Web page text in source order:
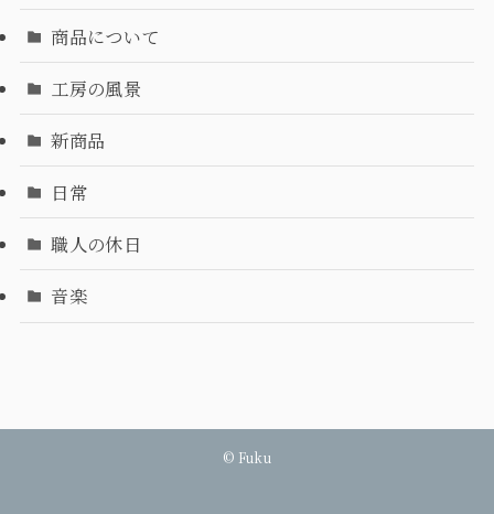
商品について
工房の風景
新商品
日常
職人の休日
音楽
© Fuku